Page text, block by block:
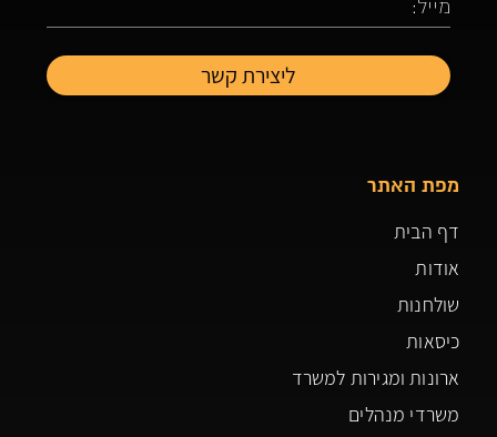
מפת האתר
דף הבית
אודות
שולחנות
כיסאות
ארונות ומגירות למשרד
משרדי מנהלים